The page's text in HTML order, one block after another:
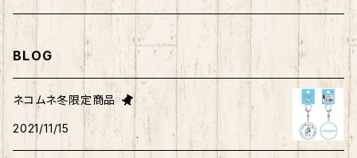
マイメロディ
けろっぴ
タキシードサム
こぎみゅん
もちシリーズ
旅するマメしば
旅カワウソ・しばいぬ
サンリオ×ご当地ベア
ホヤぼーや
キティ
ネコムネandシバ
むすび丸
ネコムネandシバ
むすび丸
ネコムネ
ゆきお
ミニオン
わさお
ネコムネandシバ
ルームシューズ
パーカー・トレーナー
クリアファイル
ステッカー
ピンバッチ
トートバック
その他雑貨
ホヤぼーや
ボクサーパンツ
BLOG
ネコムネ冬限定商品
2021/11/15